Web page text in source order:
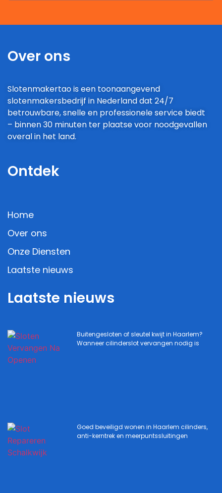
Over ons
Slotenmakertao is een toonaangevend
slotenmakersbedrijf in Nederland dat 24/7
betrouwbare, snelle en professionele service biedt
– binnen 30 minuten ter plaatse voor noodgevallen
overal in het land.
Ontdek
Home
Over ons
Onze Diensten
Laatste nieuws
Laatste nieuws
Buitengesloten of sleutel kwijt in Haarlem?
Wanneer cilinderslot vervangen nodig is
Goed beveiligd wonen in Haarlem cilinders,
anti-kerntrek en meerpuntssluitingen